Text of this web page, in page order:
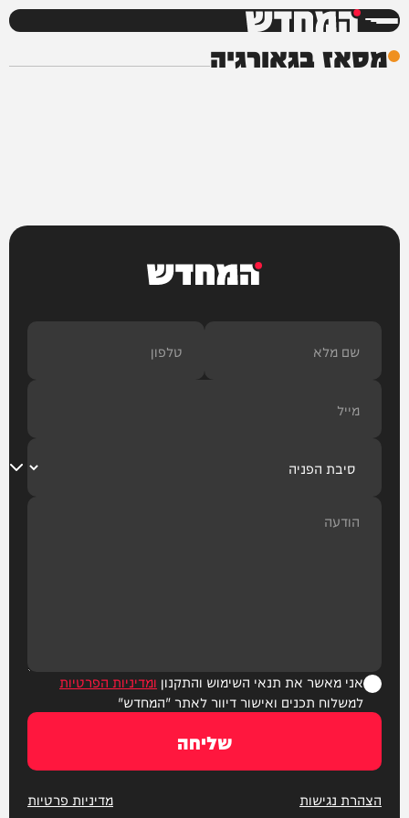
המחדש
מסאז בגאורגיה
המחדש
אני מאשר את תנאי השימוש והתקנון ומדיניות הפרטיות
למשלוח תכנים ואישור דיוור לאתר "המחדש"
שליחה
הצהרת נגישות מדיניות פרטיות